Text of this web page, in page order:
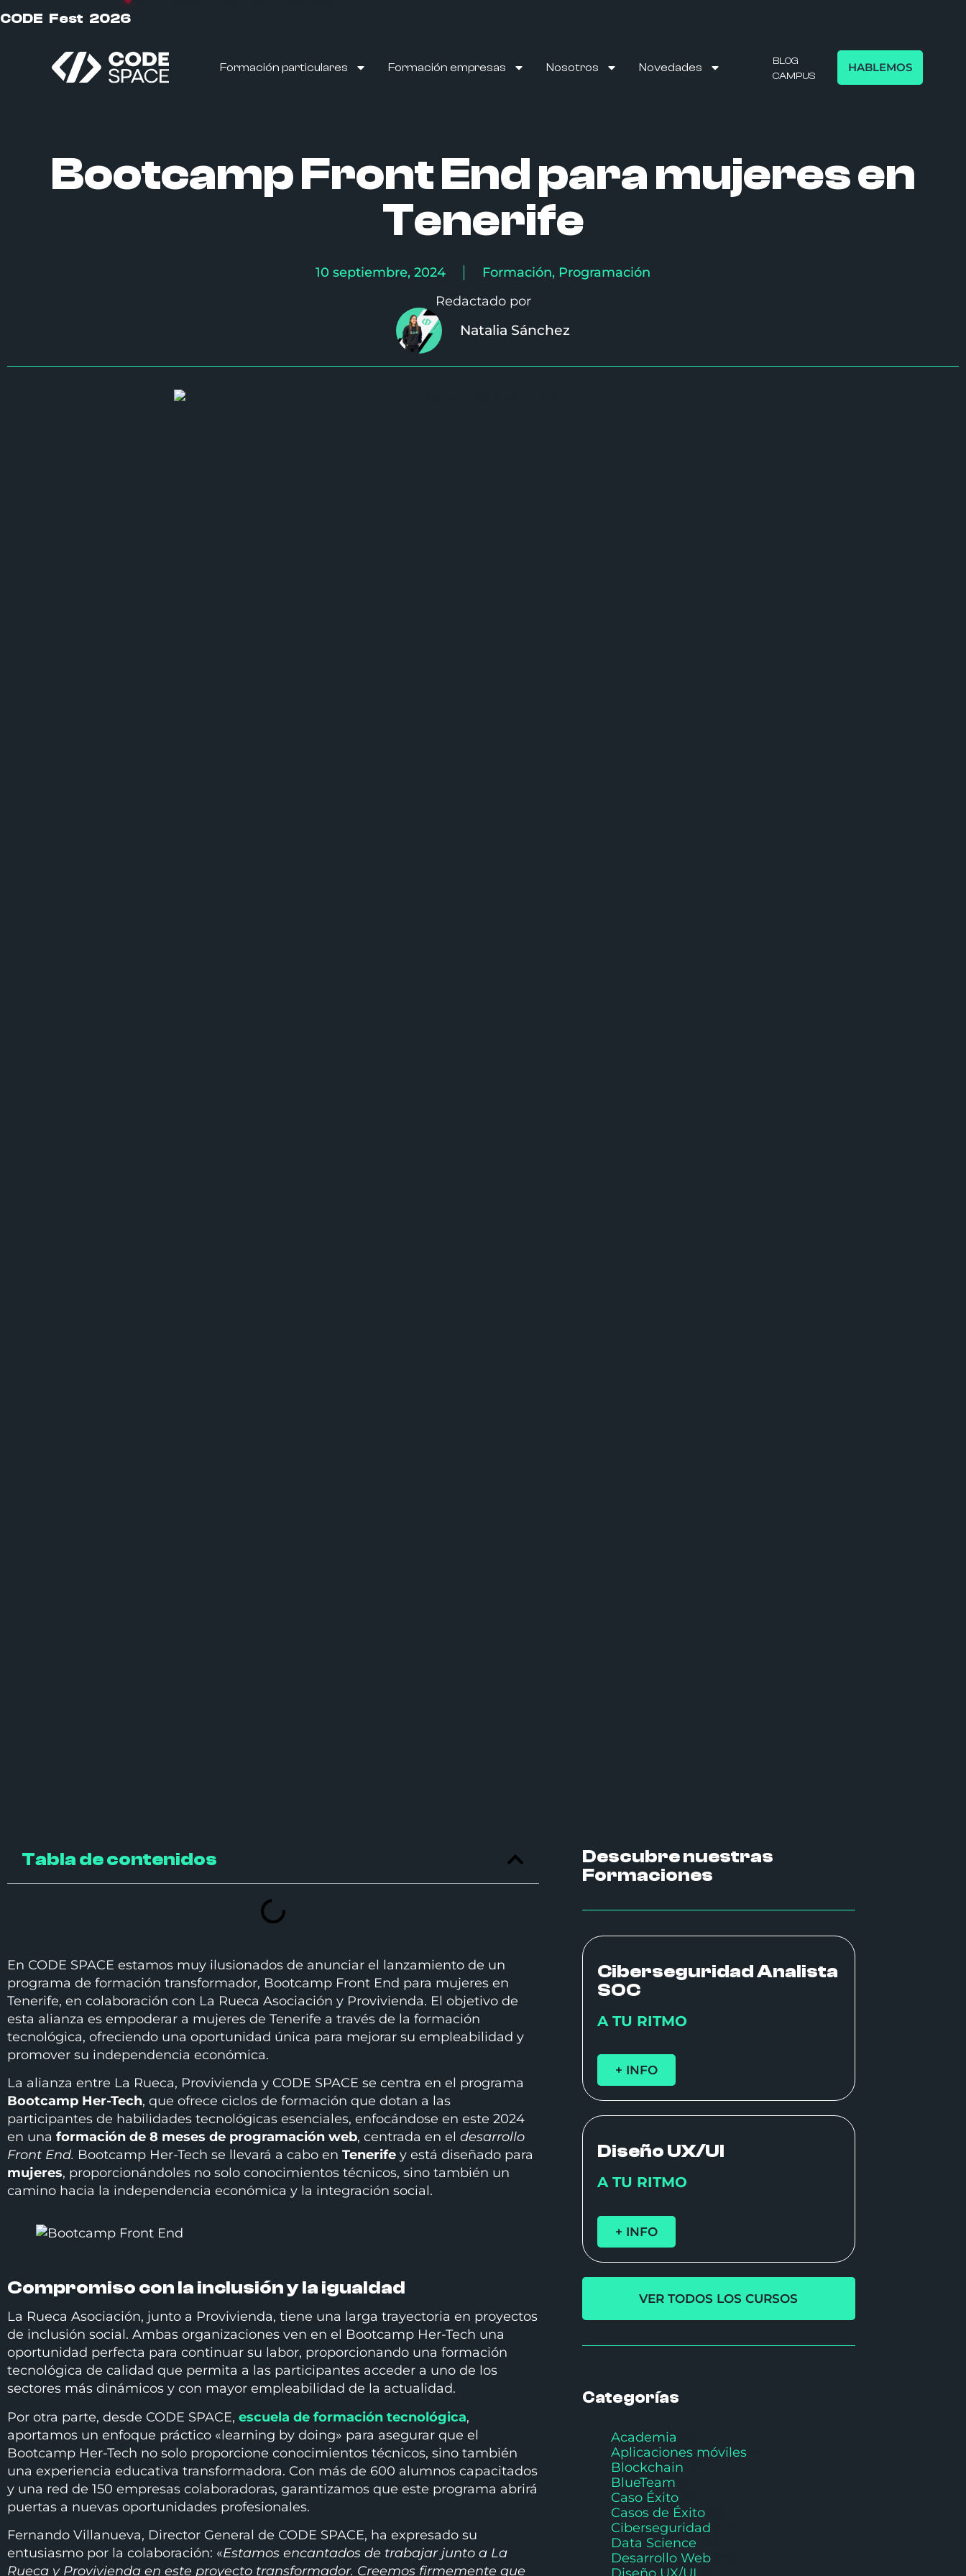
CODE Fest 2026
DÍAS
Formación particulares Formación empresas Nosotros Novedades
CAMPUS
BLOG HABLEMOS
Bootcamp Front End para mujeres en
Tenerife
10 septiembre, 2024 Formación, Programación
Redactado por
Natalia Sánchez
Tabla de contenidos
En CODE SPACE estamos muy ilusionados de anunciar el lanzamiento de un
programa de formación transformador, Bootcamp Front End para mujeres en
Tenerife, en colaboración con La Rueca Asociación y Provivienda. El objetivo de
esta alianza es empoderar a mujeres de Tenerife a través de la formación
tecnológica, ofreciendo una oportunidad única para mejorar su empleabilidad y
promover su independencia económica.
La alianza entre La Rueca, Provivienda y CODE SPACE se centra en el programa
Bootcamp Her-Tech, que ofrece ciclos de formación que dotan a las
participantes de habilidades tecnológicas esenciales, enfocándose en este 2024
en una formación de 8 meses de programación web, centrada en el desarrollo
Front End. Bootcamp Her-Tech se llevará a cabo en Tenerife y está diseñado para
mujeres, proporcionándoles no solo conocimientos técnicos, sino también un
camino hacia la independencia económica y la integración social.
Compromiso con la inclusión y la igualdad
La Rueca Asociación, junto a Provivienda, tiene una larga trayectoria en proyectos
de inclusión social. Ambas organizaciones ven en el Bootcamp Her-Tech una
oportunidad perfecta para continuar su labor, proporcionando una formación
tecnológica de calidad que permita a las participantes acceder a uno de los
sectores más dinámicos y con mayor empleabilidad de la actualidad.
Por otra parte, desde CODE SPACE, escuela de formación tecnológica,
aportamos un enfoque práctico «learning by doing» para asegurar que el
Bootcamp Her-Tech no solo proporcione conocimientos técnicos, sino también
una experiencia educativa transformadora. Con más de 600 alumnos capacitados
y una red de 150 empresas colaboradoras, garantizamos que este programa abrirá
puertas a nuevas oportunidades profesionales.
Fernando Villanueva, Director General de CODE SPACE, ha expresado su
entusiasmo por la colaboración: «Estamos encantados de trabajar junto a La
Rueca y Provivienda en este proyecto transformador. Creemos firmemente que
Descubre nuestras
Formaciones
Ciberseguridad Analista
SOC
A TU RITMO
+ INFO
Diseño UX/UI
A TU RITMO
+ INFO
VER TODOS LOS CURSOS
Categorías
Academia
Aplicaciones móviles(1)
Blockchain
BlueTeam
Caso Éxito(2)
Casos de Éxito(2)
Ciberseguridad
Data Science
Desarrollo Web(22)